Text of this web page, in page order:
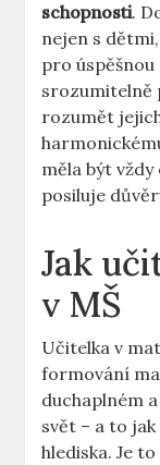
schopnosti.
nejen s
pro
srozumitelně
rozumět
měla být
posiluje
Jak
v MŠ
Učitelka v
formování
duchaplném⁤
svět –⁤ a ⁤to
hlediska. Je